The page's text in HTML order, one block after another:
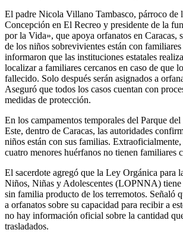
El padre Nicola Villano Tambasco, párroco de
Concepción en El Recreo y presidente de la
por la Vida», que apoya orfanatos en Caracas,
de los niños sobrevivientes están con
informaron que las instituciones estatales
localizar a familiares cercanos en caso de que
fallecido. Solo después serán asignados a
Aseguró que todos los casos cuentan con
medidas de protección.
En los campamentos temporales del Parque
Este, dentro de Caracas, las autoridades
niños están con sus familias.
cuatro menores huérfanos no tienen familiares
El sacerdote agregó que la Ley Orgánica para
Niños, Niñas y Adolescentes (LOPNNA) tiene
sin familia producto de los terremotos. Señaló
a orfanatos sobre su capacidad para recibir a
no hay información oficial sobre la cantidad
trasladados.